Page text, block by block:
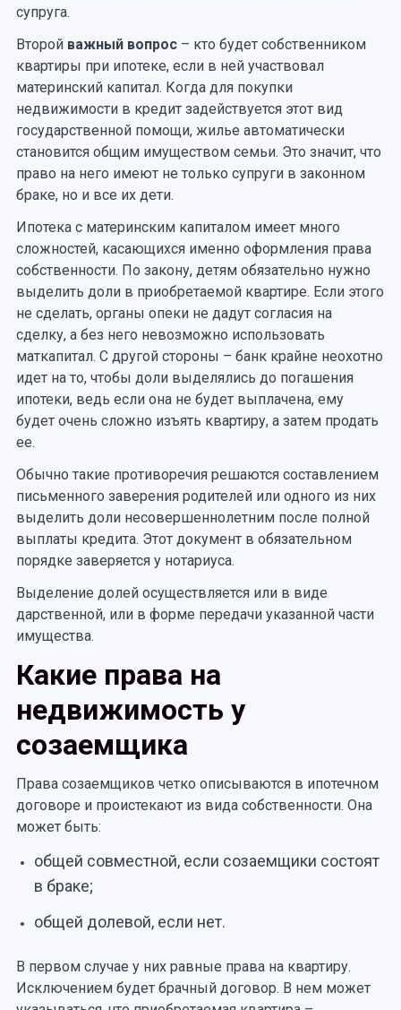
супруга.
Второй важный вопрос– кто будет собственником
квартиры при ипотеке, если в ней участвовал
материнский капитал. Когда для покупки
недвижимости в кредит задействуется этот вид
государственной помощи, жилье автоматически
становится общим имуществом семьи. Это значит, что
право на него имеют не только супруги в законном
браке, но и все их дети.
Ипотека с материнским капиталом имеет много
сложностей, касающихся именно оформления права
собственности. По закону, детям обязательно нужно
выделить доли в приобретаемой квартире. Если этого
не сделать, органы опеки не дадут согласия на
сделку, а без него невозможно использовать
маткапитал. С другой стороны – банк крайне неохотно
идет на то, чтобы доли выделялись до погашения
ипотеки, ведь если она не будет выплачена, ему
будет очень сложно изъять квартиру, а затем продать
ее.
Обычно такие противоречия решаются составлением
письменного заверения родителей или одного из них
выделить доли несовершеннолетним после полной
выплаты кредита. Этот документ в обязательном
порядке заверяется у нотариуса.
Выделение долей осуществляется или в виде
дарственной, или в форме передачи указанной части
имущества.
Какие права на
недвижимость у
созаемщика
Права созаемщиков четко описываются в ипотечном
договоре и проистекают из вида собственности. Она
может быть:
общей совместной, если созаемщики состоят
в браке;
общей долевой, если нет.
В первом случае у них равные права на квартиру.
Исключением будет брачный договор. В нем может